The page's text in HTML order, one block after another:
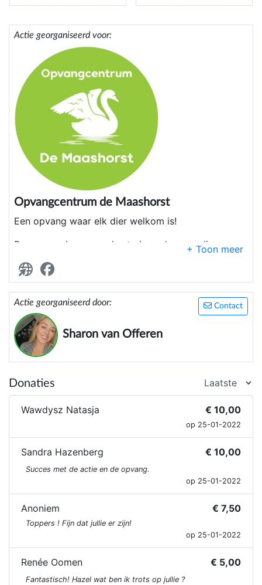
Actie georganiseerd voor:
Opvangcentrum de Maashorst
Een opvang waar elk dier welkom is!
De opvang is er voor (water)vogels, zoogdieren
marterachtige, egels en zelfs gevonden
Contact
Actie georganiseerd door:
Sharon van Offeren
Donaties
Wawdysz Natasja € 10,00
op 25-01-2022
Sandra Hazenberg € 10,00
Succes met de actie en de opvang.
op 25-01-2022
Anoniem € 7,50
Toppers ! Fijn dat jullie er zijn!
op 25-01-2022
Renée Oomen € 5,00
Fantastisch! Hazel wat ben ik trots op jullie ?